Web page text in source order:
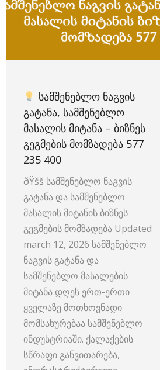
ᲡᲐᲛᲨᲔᲜᲔᲑᲚᲝ ᲜᲐᲒᲕᲘᲡ
ᲒᲐᲢᲐᲜᲐ, ᲡᲐᲛᲨᲔᲜᲔᲑᲚᲝ
ᲛᲐᲡᲐᲚᲘᲡ ᲛᲘᲢᲐᲜᲐ – ᲑᲘᲖᲜᲔᲡ
ᲒᲔᲒᲛᲔᲑᲘᲡ ᲛᲝᲛᲖᲐᲓᲔᲑᲐ 577
235 400
ðŸšš სამშენებლო ნაგვის
გატანა და სამშენებლო
მასალის მიტანის ბიზნეს
გეგმების მომზადება Updated
march 12, 2026 სამშენებლო
ნაგვის გატანა და
სამშენებლო მასალების
მიტანა დღეს ერთ-ერთი
ყველაზე მოთხოვნადი
მომსახურებაა სამშენებლო
ინდუსტრიაში. ქალაქების
სწრაფი განვითარება,